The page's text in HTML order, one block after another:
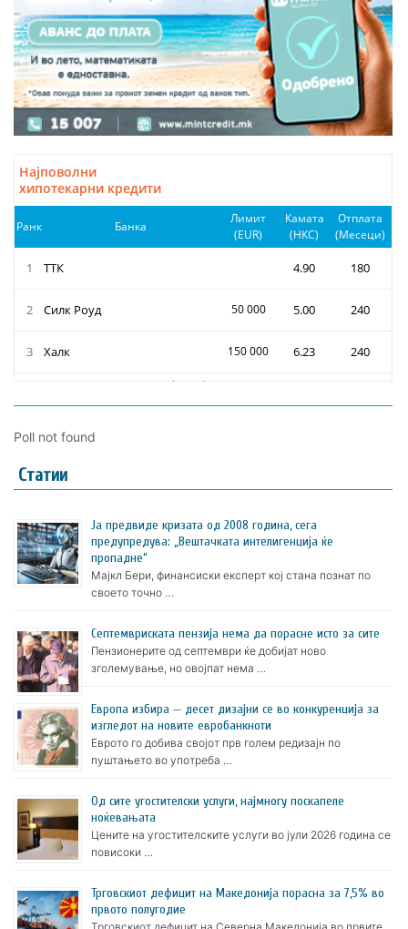
Poll not found
Статии
Ја предвиде кризата од 2008 година, сега
предупредува: „Вештачката интелигенција ќе
пропадне“
Мајкл Бери, финансиски експерт кој стана познат по
своето точно …
Септемвриската пензија нема да порасне исто за сите
Пензионерите од септември ќе добијат ново
зголемување, но овојпат нема …
Европа избира — десет дизајни се во конкуренција за
изгледот на новите евробанкноти
Еврото го добива својот прв голем редизајн по
пуштањето во употреба …
Oд сите угостителски услуги, најмногу поскапеле
ноќевањата
Цените на угостителските услуги во јули 2026 година се
повисоки …
Трговскиот дефицит на Македонија порасна за 7,5% во
првото полугодие